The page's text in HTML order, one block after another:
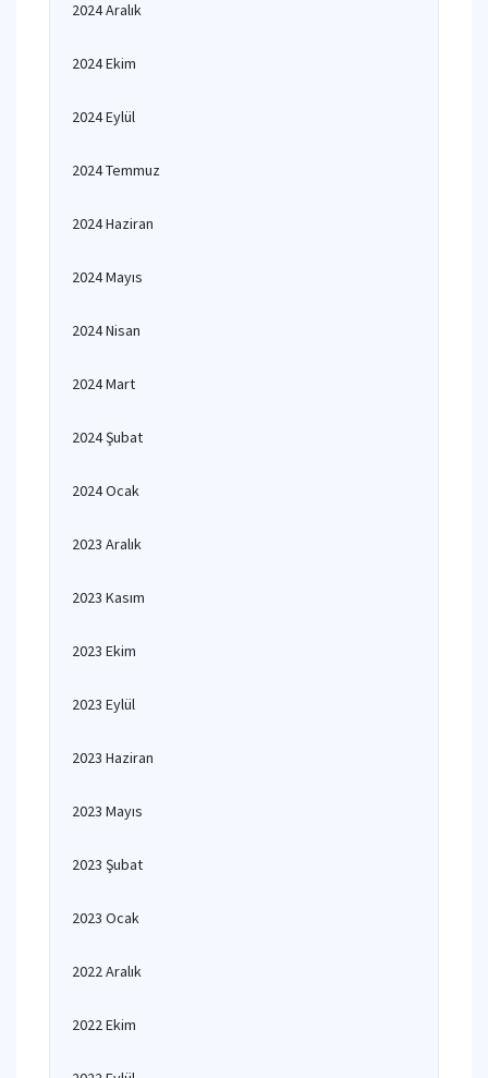
2024 Aralık
2024 Ekim
2024 Eylül
2024 Temmuz
2024 Haziran
2024 Mayıs
2024 Nisan
2024 Mart
2024 Şubat
2024 Ocak
2023 Aralık
2023 Kasım
2023 Ekim
2023 Eylül
2023 Haziran
2023 Mayıs
2023 Şubat
2023 Ocak
2022 Aralık
2022 Ekim